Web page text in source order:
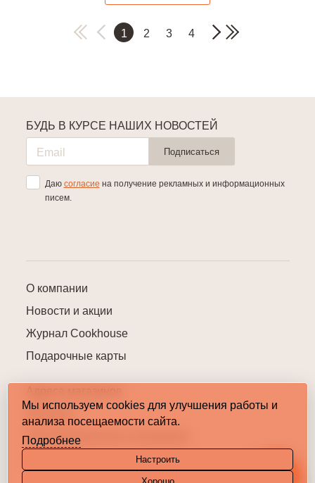
1 2 3 4
О компании
Новости и акции
Журнал Cookhouse
Подарочные карты
Пользовательское соглашение
БУДЬ В КУРСЕ НАШИХ НОВОСТЕЙ
Подписаться
Даю согласие на получение рекламных и информационных
писем.
Мы используем cookies для улучшения работы и
анализа посещаемости сайта.
Подробнее
Настроить